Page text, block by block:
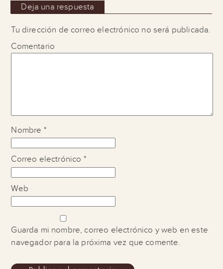
Deja una respuesta
Tu dirección de correo electrónico no será publicada.
Comentario
Nombre *
Correo electrónico *
Web
Guarda mi nombre, correo electrónico y web en este
navegador para la próxima vez que comente.